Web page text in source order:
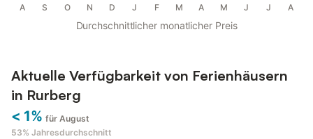
A S O N D J F M A M J J A
Durchschnittlicher monatlicher Preis
Aktuelle Verfügbarkeit von Ferienhäusern
in Rurberg
< 1% für August
53% Jahresdurchschnitt